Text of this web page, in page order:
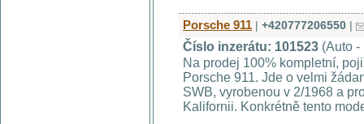
Porsche 911 | +420777206550 |
Číslo inzerátu: 101523 (Auto -
Na prodej 100% kompletní,
Porsche 911. Jde o velmi
SWB, vyrobenou v 2/1968 a
Kalifornii. Konkrétně tento